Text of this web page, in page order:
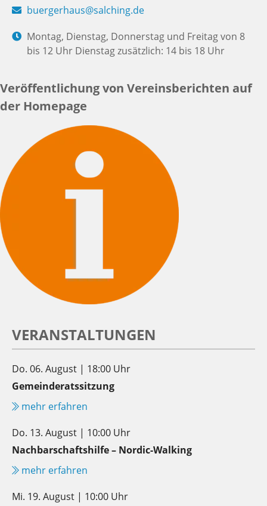
buergerhaus@salching.de
Montag, Dienstag, Donnerstag und Freitag von 8
bis 12 Uhr Dienstag zusätzlich: 14 bis 18 Uhr
Veröffentlichung von Vereinsberichten auf
der Homepage
VERANSTALTUNGEN
Do. 06. August | 18:00 Uhr
Gemeinderatssitzung
mehr erfahren
Do. 13. August | 10:00 Uhr
Nachbarschaftshilfe – Nordic-Walking
mehr erfahren
Mi. 19. August | 10:00 Uhr